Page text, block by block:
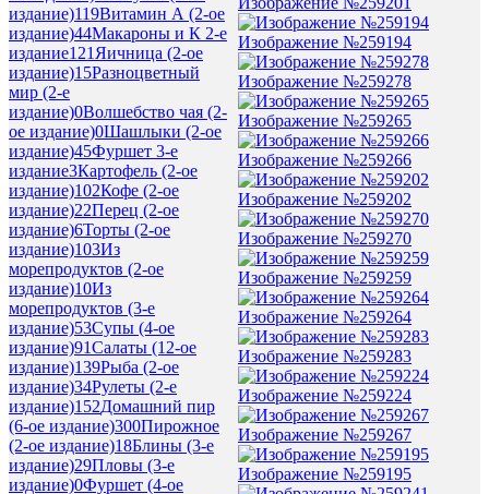
издание)119Витамин А (2-ое
издание)44Макароны и К 2-е
издание121Яичница (2-ое
издание)15Разноцветный
мир (2-е
издание)0Волшебство чая (2-
ое издание)0Шашлыки (2-ое
издание)45Фуршет 3-е
издание3Картофель (2-ое
издание)102Кофе (2-ое
издание)22Перец (2-ое
издание)6Торты (2-ое
издание)103Из
морепродуктов (2-ое
издание)10Из
морепродуктов (3-е
издание)53Супы (4-ое
издание)91Салаты (12-ое
издание)139Рыба (2-ое
издание)34Рулеты (2-е
издание)152Домашний пир
(6-ое издание)300Пирожное
(2-ое издание)18Блины (3-е
издание)29Пловы (3-е
издание)0Фуршет (4-ое
Изображение №259194
Изображение №259278
Изображение №259265
Изображение №259266
Изображение №259202
Изображение №259270
Изображение №259259
Изображение №259264
Изображение №259283
Изображение №259224
Изображение №259267
Изображение №259195